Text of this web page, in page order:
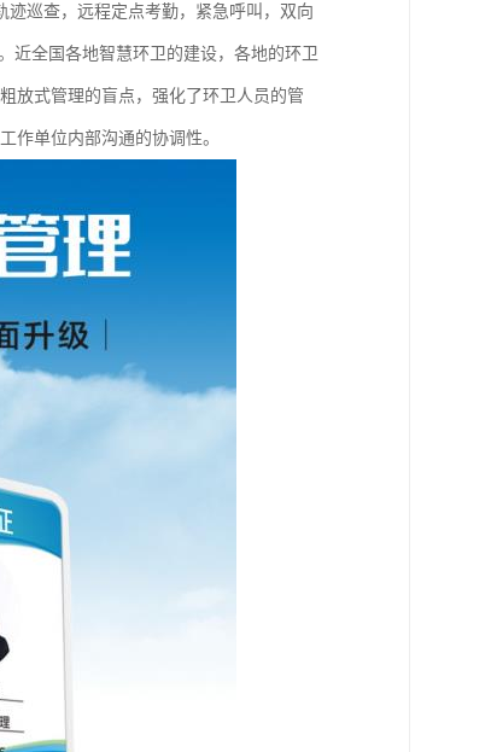
迹巡查，远程定点考勤，紧急呼叫，双向
近全国各地智慧环卫的建设，各地的环卫
放式管理的盲点，强化了环卫人员的管
作单位内部沟通的协调性。